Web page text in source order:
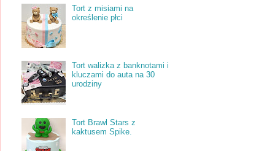
Tort z misiami na
określenie płci
Tort walizka z banknotami i
kluczami do auta na 30
urodziny
Tort Brawl Stars z
kaktusem Spike.